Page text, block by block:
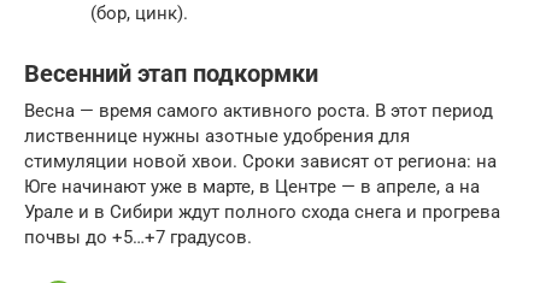
(бор, цинк).
Весенний этап подкормки
Весна — время самого активного роста. В этот период
лиственнице нужны азотные удобрения для
стимуляции новой хвои. Сроки зависят от региона: на
Юге начинают уже в марте, в Центре — в апреле, а на
Урале и в Сибири ждут полного схода снега и прогрева
почвы до +5…+7 градусов.